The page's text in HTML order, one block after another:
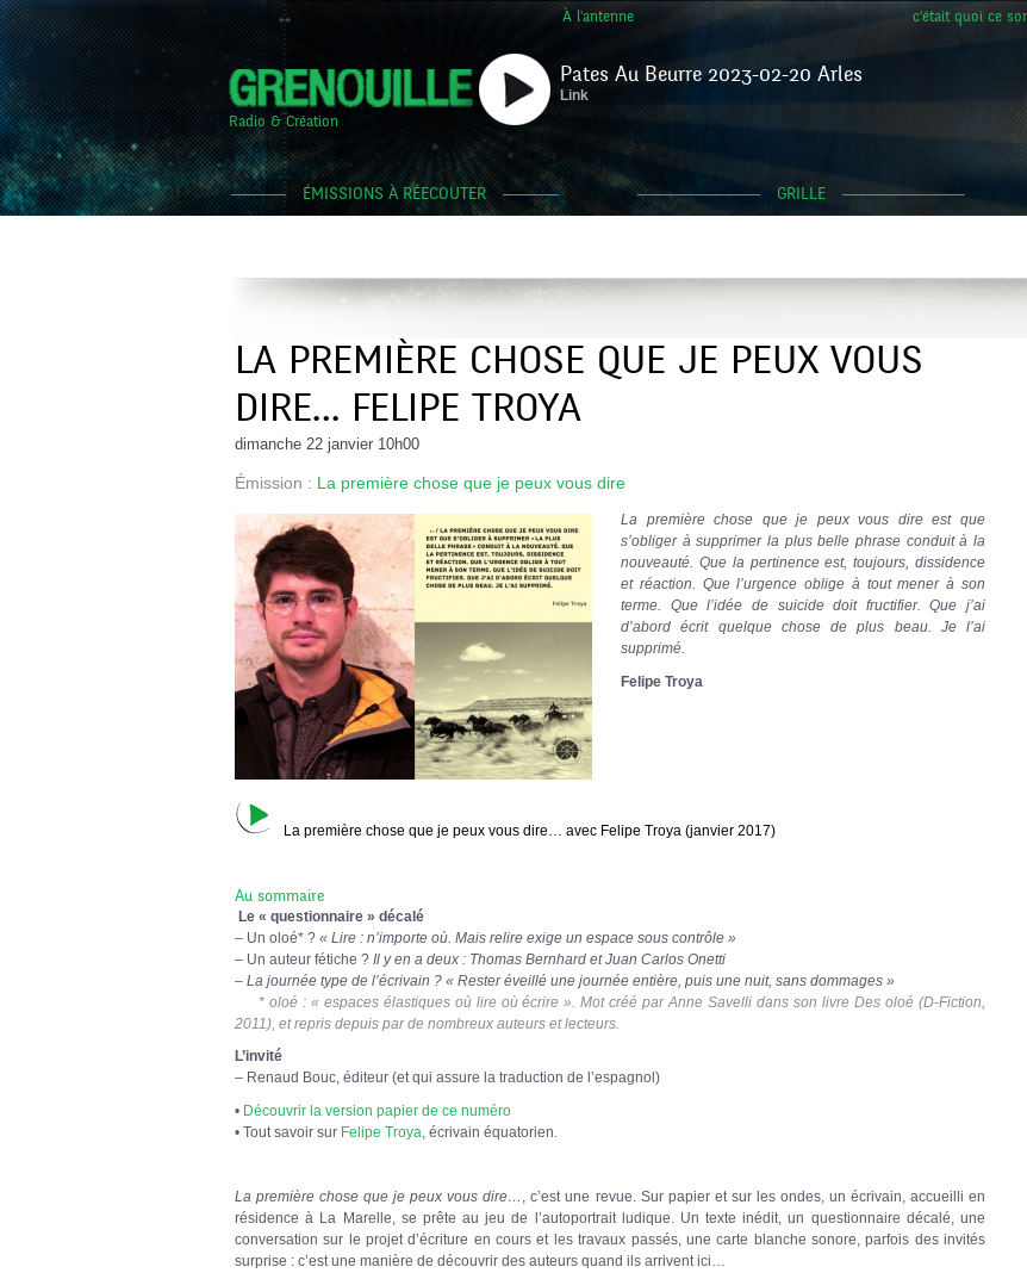
À l'antenne c'était quoi ce
Radio & Création
Pates Au Beurre 2023-02-20 Arles
Link
ÉMISSIONS À RÉECOUTER GRILLE
LA PREMIÈRE CHOSE QUE JE PEUX VOUS
DIRE… FELIPE TROYA
dimanche 22 janvier 10h00
Émission : La première chose que je peux vous dire
La première chose que je peux vous dire est que
s’obliger à supprimer la plus belle phrase conduit à la
nouveauté. Que la pertinence est, toujours, dissidence
et réaction. Que l’urgence oblige à tout mener à son
terme. Que l’idée de suicide doit fructifier. Que j’ai
d’abord écrit quelque chose de plus beau. Je l’ai
supprimé.
Felipe Troya
La première chose que je peux vous dire… avec Felipe Troya (janvier 2017)
Au sommaire
Le « questionnaire » décalé
– Un oloé* ? « Lire : n’importe où. Mais relire exige un espace sous contrôle »
– Un auteur fétiche ? Il y en a deux : Thomas Bernhard et Juan Carlos Onetti
– La journée type de l’écrivain ? « Rester éveillé une journée entière, puis une nuit, sans dommages »
* oloé : « espaces élastiques où lire où écrire ». Mot créé par Anne Savelli dans son livreDes oloé(D-Fiction,
2011), et repris depuis par de nombreux auteurs et lecteurs.
L’invité
– Renaud Bouc, éditeur (et qui assure la traduction de l’espagnol)
• Découvrir la version papier de ce numéro
• Tout savoir sur Felipe Troya , écrivain équatorien.
La première chose que je peux vous dire…
, c’est une revue. Sur papier et sur les ondes, un écrivain, accueilli en
résidence à La Marelle, se prête au jeu de l’autoportrait ludique. Un texte inédit, un questionnaire décalé, une
conversation sur le projet d’écriture en cours et les travaux passés, une carte blanche sonore, parfois des invités
surprise : c’est une manière de découvrir des auteurs quand ils arrivent ici…